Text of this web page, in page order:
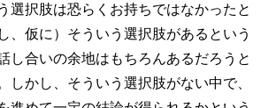
選択肢は恐らくお持ちではなかったと
、仮に）そういう選択肢があるという
し合いの余地はもちろんあるだろうと
しかし、そういう選択肢がない中で、